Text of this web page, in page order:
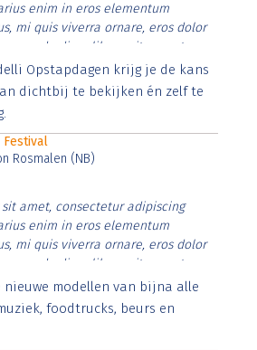
enim in eros elementum
mi quis viverra ornare, eros dolor
diam libero vitae erat.
et justo cursus id rutrum lorem
vitae risus tristique posuere.
Opstapdagen krijg je de kans
dichtbij te bekijken én zelf te
Festival
Rosmalen (NB)
amet, consectetur adipiscing
enim in eros elementum
mi quis viverra ornare, eros dolor
diam libero vitae erat.
et justo cursus id rutrum lorem
vitae risus tristique posuere.
modellen van bijna alle
foodtrucks, beurs en